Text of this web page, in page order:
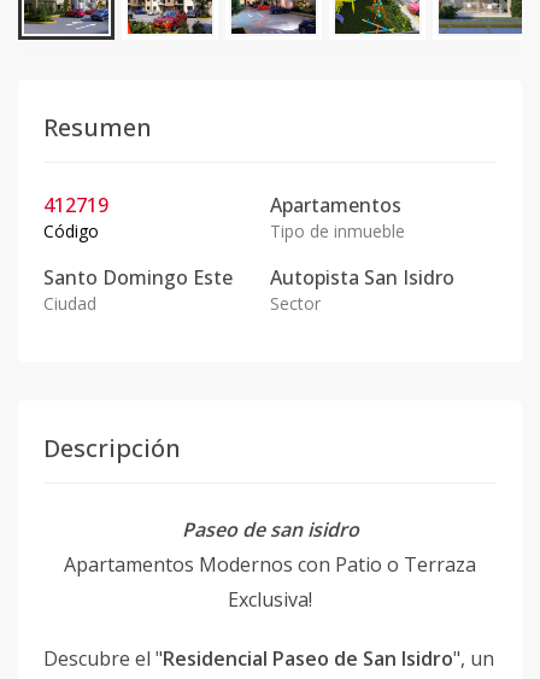
Resumen
412719
Código
Apartamentos
Tipo de inmueble
Santo Domingo Este
Ciudad
Autopista San Isidro
Sector
Descripción
Paseo de san isidro
Apartamentos Modernos con Patio o Terraza
Exclusiva!
Descubre el "Residencial Paseo de San Isidro", un